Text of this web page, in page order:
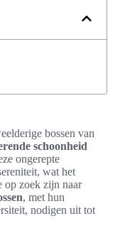
bossen van
schoonheid
ongerepte
wat het
op zoek zijn naar
, met hun
nodigen uit tot